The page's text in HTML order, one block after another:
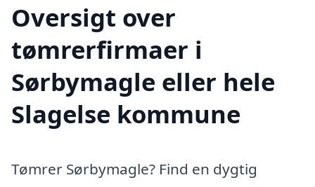
Oversigt over
tømrerfirmaer i
Sørbymagle eller hele
Slagelse kommune
Tømrer Sørbymagle? Find en dygtig